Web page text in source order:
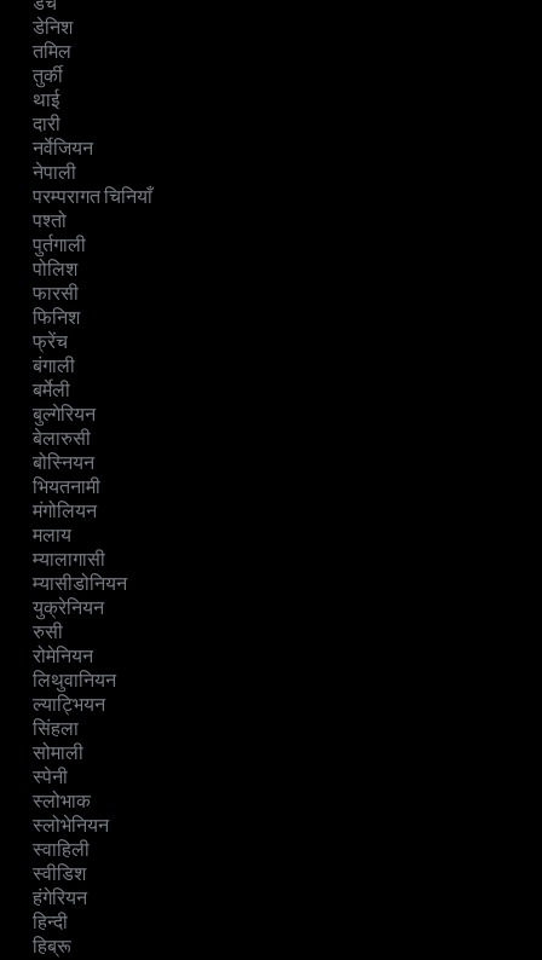
डेनिश
तमिल
तुर्की
थाई
दारी
नर्वेजियन
नेपाली
परम्परागत चिनियाँ
पश्तो
पुर्तगाली
पोलिश
फारसी
फिनिश
फ्रेंच
बंगाली
बर्मेली
बुल्गेरियन
बेलारुसी
बोस्नियन
भियतनामी
मंगोलियन
मलाय
म्यालागासी
म्यासीडोनियन
युक्रेनियन
रुसी
रोमेनियन
लिथुवानियन
ल्याट्भियन
सिंहला
सोमाली
स्पेनी
स्लोभाक
स्लोभेनियन
स्वाहिली
स्वीडिश
हंगेरियन
हिन्दी
हिब्रू